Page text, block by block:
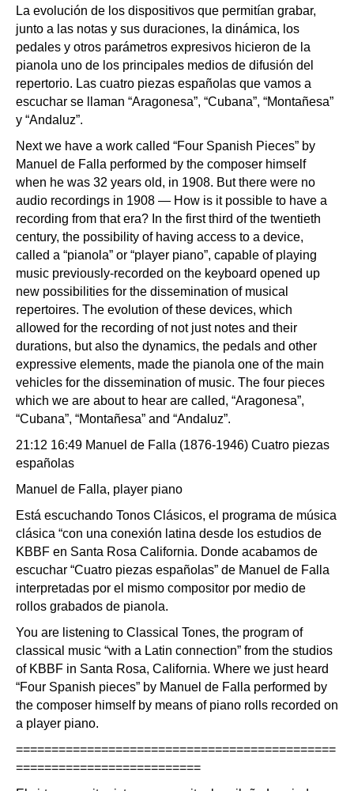
La evolución de los dispositivos que permitían grabar,
junto a las notas y sus duraciones, la dinámica, los
pedales y otros parámetros expresivos hicieron de la
pianola uno de los principales medios de difusión del
repertorio. Las cuatro piezas españolas que vamos a
escuchar se llaman “Aragonesa”, “Cubana”, “Montañesa”
y “Andaluz”.
Next we have a work called “Four Spanish Pieces” by
Manuel de Falla performed by the composer himself
when he was 32 years old, in 1908. But there were no
audio recordings in 1908 — How is it possible to have a
recording from that era? In the first third of the twentieth
century, the possibility of having access to a device,
called a “pianola” or “player piano”, capable of playing
music previously-recorded on the keyboard opened up
new possibilities for the dissemination of musical
repertoires. The evolution of these devices, which
allowed for the recording of not just notes and their
durations, but also the dynamics, the pedals and other
expressive elements, made the pianola one of the main
vehicles for the dissemination of music. The four pieces
which we are about to hear are called, “Aragonesa”,
“Cubana”, “Montañesa” and “Andaluz”.
21:12 16:49 Manuel de Falla (1876-1946) Cuatro piezas
españolas
Manuel de Falla, player piano
Está escuchando Tonos Clásicos, el programa de música
clásica “con una conexión latina desde los estudios de
KBBF en Santa Rosa California. Donde acabamos de
escuchar “Cuatro piezas españolas” de Manuel de Falla
interpretadas por el mismo compositor por medio de
rollos grabados de pianola.
You are listening to Classical Tones, the program of
classical music “with a Latin connection” from the studios
of KBBF in Santa Rosa, California. Where we just heard
“Four Spanish pieces” by Manuel de Falla performed by
the composer himself by means of piano rolls recorded on
a player piano.
=============================================
==========================